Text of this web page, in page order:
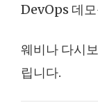
DevOps 데
웨비나 다시
립니다.